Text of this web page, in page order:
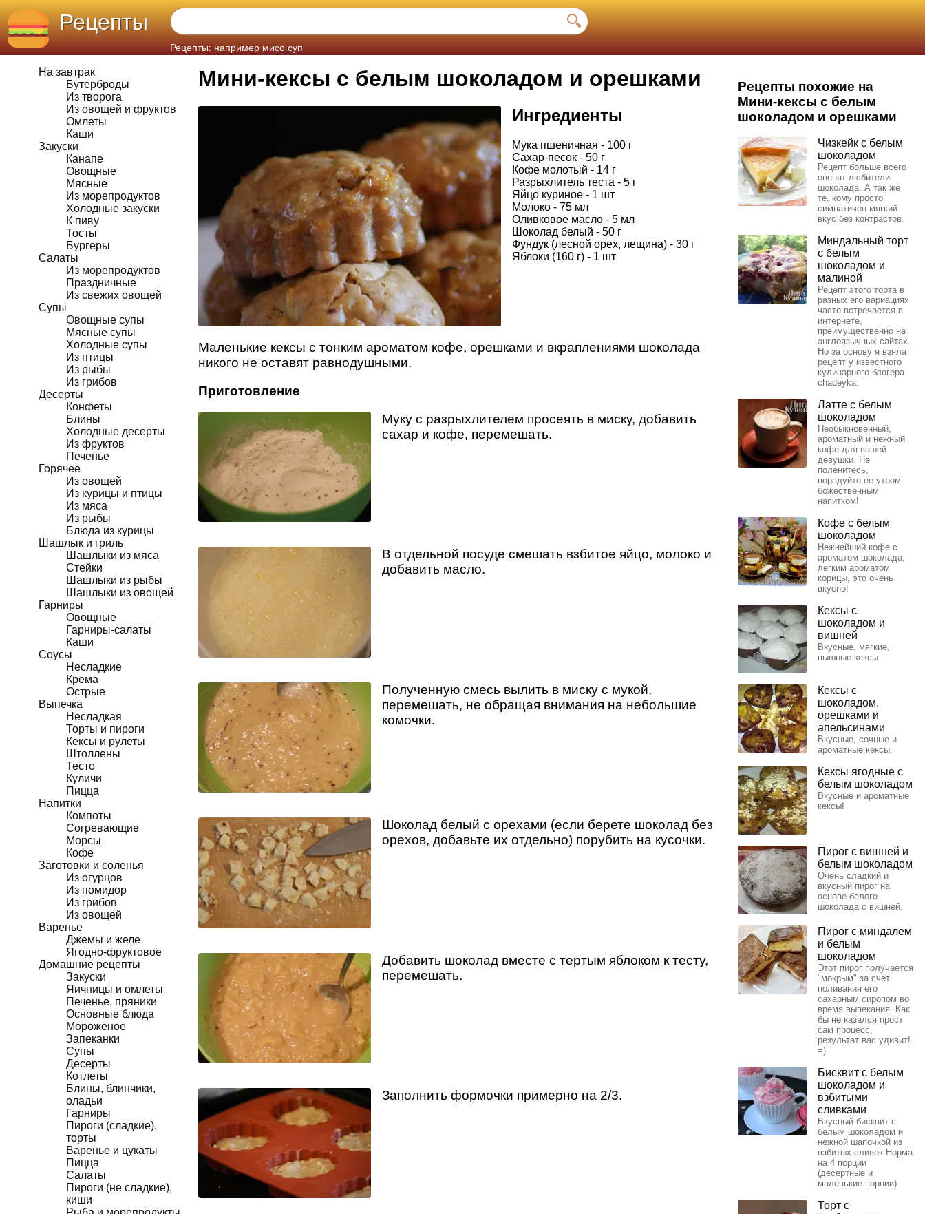
Рецепты
Рецепты: например мисо суп
На завтрак
Бутерброды
Из творога
Из овощей и фруктов
Омлеты
Каши
Закуски
Канапе
Овощные
Мясные
Из морепродуктов
Холодные закуски
К пиву
Тосты
Бургеры
Салаты
Из морепродуктов
Праздничные
Из свежих овощей
Супы
Овощные супы
Мясные супы
Холодные супы
Из птицы
Из рыбы
Из грибов
Десерты
Конфеты
Блины
Холодные десерты
Из фруктов
Печенье
Горячее
Из овощей
Из курицы и птицы
Из мяса
Из рыбы
Блюда из курицы
Шашлык и гриль
Шашлыки из мяса
Стейки
Шашлыки из рыбы
Шашлыки из овощей
Гарниры
Овощные
Гарниры-салаты
Каши
Соусы
Несладкие
Крема
Острые
Выпечка
Несладкая
Торты и пироги
Кексы и рулеты
Штоллены
Тесто
Куличи
Пицца
Напитки
Компоты
Согревающие
Морсы
Кофе
Заготовки и соленья
Из огурцов
Из помидор
Из грибов
Из овощей
Варенье
Джемы и желе
Ягодно-фруктовое
Домашние рецепты
Закуски
Яичницы и омлеты
Печенье, пряники
Основные блюда
Мороженое
Запеканки
Супы
Десерты
Котлеты
Блины, блинчики,
оладьи
Гарниры
Пироги (сладкие),
торты
Варенье и цукаты
Пицца
Салаты
Пироги (не сладкие),
киши
Мини-кексы с белым шоколадом и орешками
Ингредиенты
Мука пшеничная - 100 г
Сахар-песок - 50 г
Кофе молотый - 14 г
Разрыхлитель теста - 5 г
Яйцо куриное - 1 шт
Молоко - 75 мл
Оливковое масло - 5 мл
Шоколад белый - 50 г
Фундук (лесной орех, лещина) - 30 г
Яблоки (160 г) - 1 шт
Маленькие кексы с тонким ароматом кофе, орешками и вкраплениями шоколада
никого не оставят равнодушными.
Приготовление
Муку с разрыхлителем просеять в миску, добавить
сахар и кофе, перемешать.
В отдельной посуде смешать взбитое яйцо, молоко и
добавить масло.
Полученную смесь вылить в миску с мукой,
перемешать, не обращая внимания на небольшие
комочки.
Шоколад белый с орехами (если берете шоколад без
орехов, добавьте их отдельно) порубить на кусочки.
Добавить шоколад вместе с тертым яблоком к тесту,
перемешать.
Заполнить формочки примерно на 2/3.
Рецепты похожие на
Мини-кексы с белым
шоколадом и орешками
Чизкейк с белым
шоколадом
Рецепт больше всего
оценят любители
шоколада. А так же
те, кому просто
симпатичен мягкий
вкус без контрастов.
Миндальный торт
с белым
шоколадом и
малиной
Рецепт этого торта в
разных его вариациях
часто встречается в
интернете,
преимущественно на
англоязычных сайтах.
Но за основу я взяла
рецепт у известного
кулинарного блогера
chadeyka.
Латте с белым
шоколадом
Необыкновенный,
ароматный и нежный
кофе для вашей
девушки. Не
поленитесь,
порадуйте ее утром
божественным
напитком!
Кофе с белым
шоколадом
Нежнейший кофе с
ароматом шоколада,
лёгким ароматом
корицы, это очень
вкусно!
Кексы с
шоколадом и
вишней
Вкусные, мягкие,
пышные кексы
Кексы с
шоколадом,
орешками и
апельсинами
Вкусные, сочные и
ароматные кексы.
Кексы ягодные с
белым шоколадом
Вкусные и ароматные
кексы!
Пирог с вишней и
белым шоколадом
Очень сладкий и
вкусный пирог на
основе белого
шоколада с вишней.
Пирог с миндалем
и белым
шоколадом
Этот пирог получается
"мокрым" за счет
поливания его
сахарным сиропом во
время выпекания. Как
бы не казался прост
сам процесс,
результат вас удивит!
=)
Бисквит с белым
шоколадом и
взбитыми
сливками
Вкусный бисквит с
белым шоколадом и
нежной шапочкой из
взбитых сливок.Норма
на 4 порции
(десертные и
маленькие порции)
Торт с